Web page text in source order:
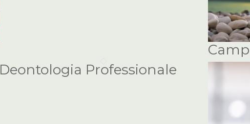
Deontologia Professionale